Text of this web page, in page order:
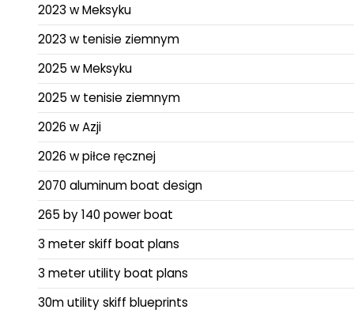
2023 w Meksyku
2023 w tenisie ziemnym
2025 w Meksyku
2025 w tenisie ziemnym
2026 w Azji
2026 w piłce ręcznej
2070 aluminum boat design
265 by 140 power boat
3 meter skiff boat plans
3 meter utility boat plans
30m utility skiff blueprints